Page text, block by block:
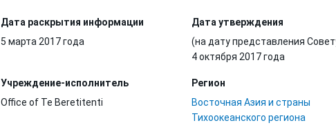
Дата раскрытия информации
5 марта 2017 года
Дата утверждения
(на дату представления
4 октября 2017 года
Учреждение-исполнитель
Office of Te Beretitenti
Регион
Восточная Азия и страны
Тихоокеанского региона